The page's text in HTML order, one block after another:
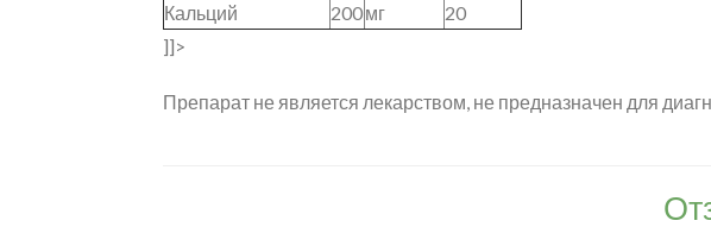
Кальций
200мг
20
]]>
Препарат не является лекарством, не предназначен для